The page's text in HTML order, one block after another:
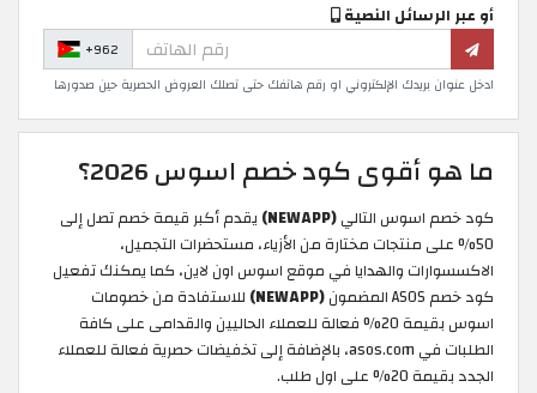
أو عبر الرسائل النصية
+962
ادخل عنوان بريدك الإلكتروني او رقم هاتفك حتى تصلك العروض الحصرية حين صدورها
ما هو أقوى كود خصم اسوس 2026؟
كود خصم اسوس التالي(NEWAPP)
يقدم أكبر قيمة خصم تصل إلى
50% على منتجات مختارة من الأزياء، مستحضرات التجميل،
الاكسسوارات والهدايا في موقع اسوس اون لاين، كما يمكنك تفعيل
كود خصم ASOS المضمون
(NEWAPP)
للاستفادة من خصومات
اسوس بقيمة 20% فعالة للعملاء الحاليين والقدامى على كافة
الطلبات في asos.com، بالإضافة إلى تخفيضات حصرية فعالة للعملاء
الجدد بقيمة 20% على اول طلب.